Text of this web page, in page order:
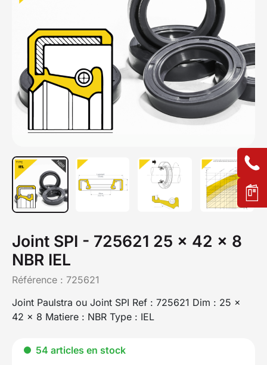
Joint SPI - 725621 25 x 42 x 8
NBR IEL
Référence : 725621
Joint Paulstra ou Joint SPI Ref : 725621 Dim : 25 x
42 x 8 Matiere : NBR Type : IEL
54 articles en stock